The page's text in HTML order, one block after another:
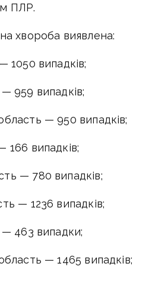
ПЛР.
хвороба виявлена:
1050 випадків;
959 випадків;
— 950 випадків;
випадків;
— 780 випадків;
— 1236 випадків;
— 463 випадки;
— 1465 випадків;